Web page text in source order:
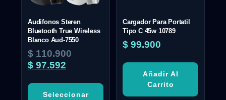
Audifonos Steren
Bluetooth True Wireless
Blanco Aud-7550
$110.900
$ 97.592
Seleccionar
Cargador Para Portatil
Tipo C 45w 10789
$ 99.900
Añadir Al
Carrito